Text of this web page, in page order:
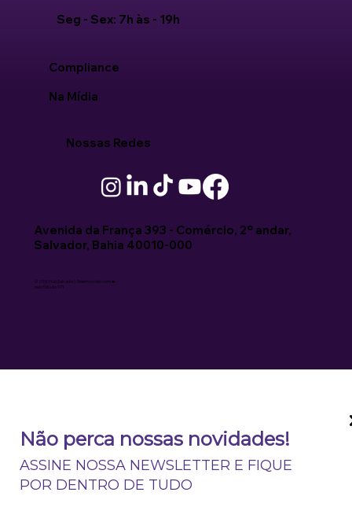
Não perca nossas novidades!
ASSINE NOSSA NEWSLETTER E FIQUE
POR DENTRO DE TUDO
© 2030 Hub Salvador | Desenvolvido com ❤️
pelo Estudio 071
Avenida da França 393 - Comércio, 2º andar,
Salvador, Bahia 40010-000
Nossas Redes
Compliance
Na Mídia
Seg - Sex: 7h às - 19h